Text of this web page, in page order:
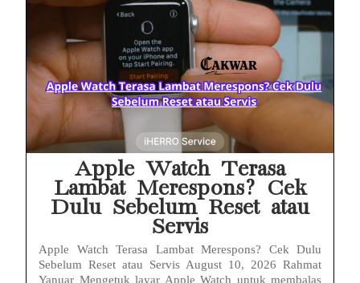
Apple Watch Terasa
Lambat Merespons? Cek
Dulu Sebelum Reset atau
Servis
Apple Watch Terasa Lambat Merespons? Cek Dulu
Sebelum Reset atau Servis August 10, 2026 Rahmat
Yanuar Mengetuk layar Apple Watch untuk membalas